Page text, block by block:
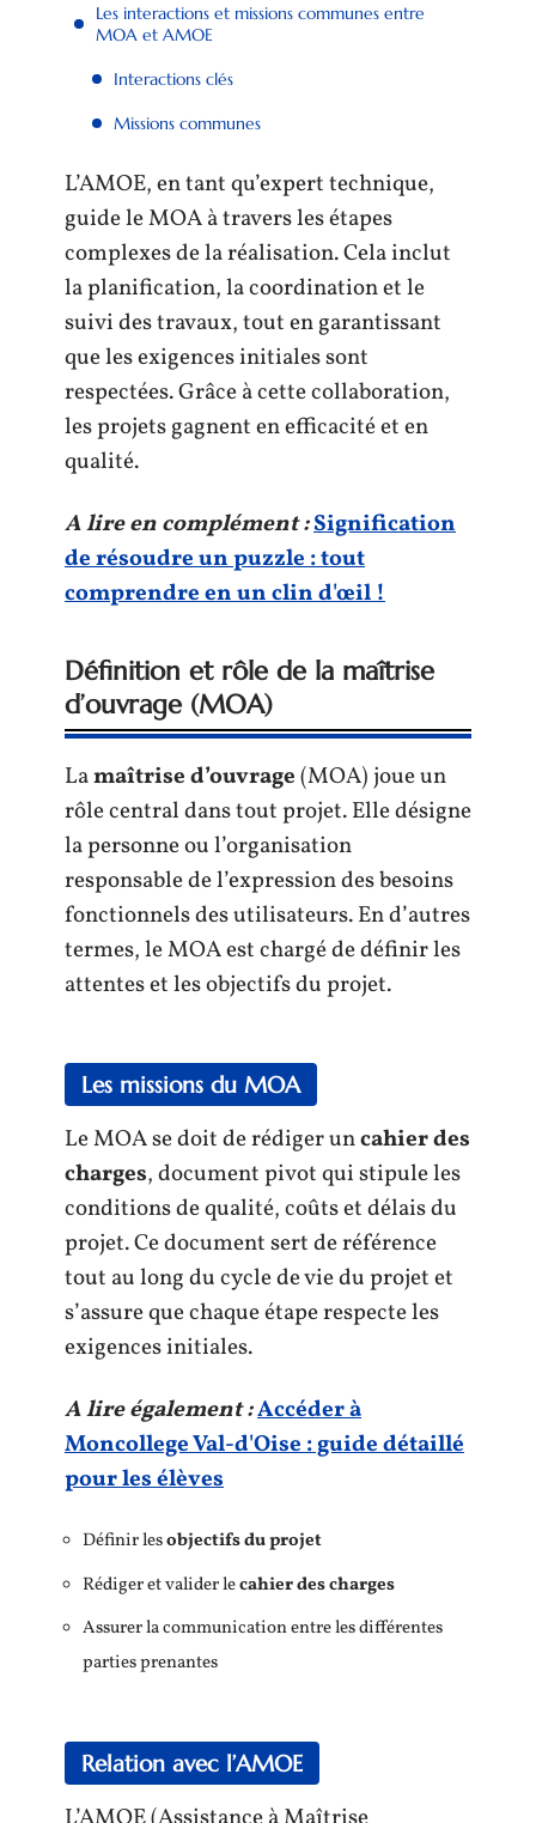
Les interactions et missions communes entre
MOA et AMOE
Interactions clés
Missions communes
L’AMOE, en tant qu’expert technique,
guide le MOA à travers les étapes
complexes de la réalisation. Cela inclut
la planification, la coordination et le
suivi des travaux, tout en garantissant
que les exigences initiales sont
respectées. Grâce à cette collaboration,
les projets gagnent en efficacité et en
qualité.
A lire en complément :Signification
de résoudre un puzzle : tout
comprendre en un clin d'œil !
Définition et rôle de la maîtrise
d’ouvrage (MOA)
Lamaîtrise d’ouvrage(MOA) joue un
rôle central dans tout projet. Elle désigne
la personne ou l’organisation
responsable de l’expression des besoins
fonctionnels des utilisateurs. En d’autres
termes, le MOA est chargé de définir les
attentes et les objectifs du projet.
Les missions du MOA
Le MOA se doit de rédiger uncahier des
charges, document pivot qui stipule les
conditions de qualité, coûts et délais du
projet. Ce document sert de référence
tout au long du cycle de vie du projet et
s’assure que chaque étape respecte les
exigences initiales.
A lire également :Accéder à
Moncollege Val-d'Oise : guide détaillé
pour les élèves
Définir lesobjectifs du projet
Rédiger et valider lecahier des charges
Assurer la communication entre les différentes
parties prenantes
Relation avec l’AMOE